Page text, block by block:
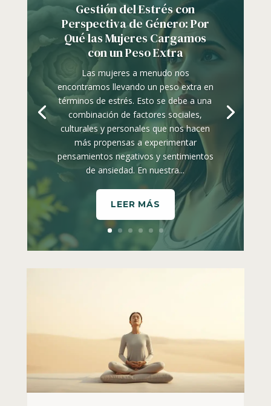
Gestión del Estrés con
Perspectiva de Género: Por
Qué las Mujeres Cargamos
con un Peso Extra
Las mujeres a menudo nos
encontramos llevando un peso extra en
términos de estrés. Esto se debe a una
combinación de factores sociales,
culturales y personales que nos hacen
más propensas a experimentar
pensamientos negativos y sentimientos
de ansiedad. En nuestra...
LEER MÁS